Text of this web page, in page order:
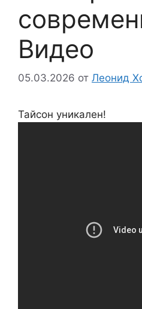
Видео
05.03.2026 от Леонид
Тайсон уникален!